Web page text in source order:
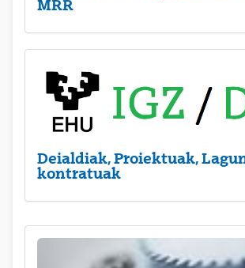
MRR
Deialdiak, Proiektuak,
kontratuak